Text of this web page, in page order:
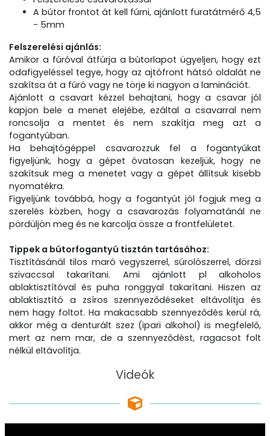
A bútor frontot át kell fúrni, ajánlott furatátmérő 4,5
- 5mm
Felszerelési ajánlás:
Amikor a fúróval átfúrja a bútorlapot ügyeljen, hogy ezt
odafigyeléssel tegye, hogy az ajtófront hátsó oldalát ne
szakítsa át a fúró vagy ne törje ki nagyon a laminációt.
Ajánlott a csavart kézzel behajtani, hogy a csavar jól
kapjon bele a menet elejébe, ezáltal a csavarral nem
roncsolja a mentet és nem szakítja meg azt a
fogantyúban.
Ha behajtógéppel csavarozzuk fel a fogantyúkat
figyeljünk, hogy a gépet óvatosan kezeljük, hogy ne
szakítsuk meg a menetet vagy a gépet állítsuk kisebb
nyomatékra.
Figyeljünk továbbá, hogy a fogantyút jól fogjuk meg a
szerelés közben, hogy a csavarozás folyamatánál ne
pördüljön meg és ne karcolja össze a frontfelületet.
Tippek a bútorfogantyú tisztán tartásához:
Tisztításánál tilos maró vegyszerrel, súrolószerrel, dörzsi
szivaccsal takarítani. Ami ajánlott pl alkoholos
ablaktisztítóval és puha ronggyal takarítani. Hiszen az
ablaktisztító a zsíros szennyeződéseket eltávolítja és
nem hagy foltot. Ha makacsabb szennyeződés kerül rá,
akkor még a denturált szez (ipari alkohol) is megfelelő,
mert az nem mar, de a szennyeződést, ragacsot folt
nélkül eltávolítja.
Videók